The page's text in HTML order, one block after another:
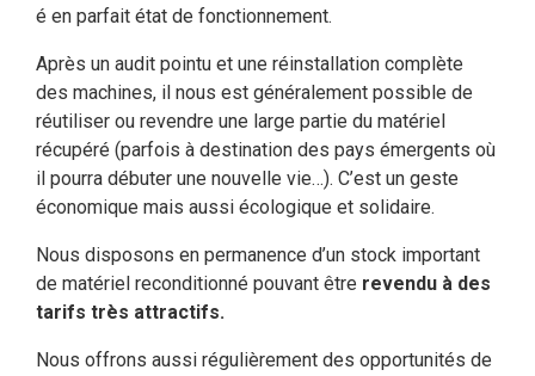
é en parfait état de fonctionnement.
Après un audit pointu et une réinstallation complète
des machines, il nous est généralement possible de
réutiliser ou revendre une large partie du matériel
récupéré (parfois à destination des pays émergents où
il pourra débuter une nouvelle vie…). C’est un geste
économique mais aussi écologique et solidaire.
Nous disposons en permanence d’un stock important
de matériel reconditionné pouvant être revendu à des
tarifs très attractifs.
Nous offrons aussi régulièrement des opportunités de